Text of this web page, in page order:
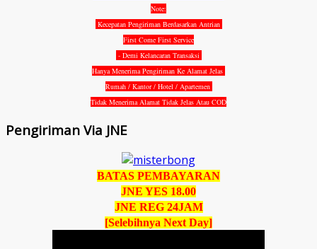
Note:
Kecepatan Pengiriman Berdasarkan Antrian
First Come First Service
- Demi Kelancaran Transaksi
Hanya Menerima Pengiriman Ke Alamat Jelas
Rumah / Kantor / Hotel / Apartemen
Tidak Menerima Alamat Tidak Jelas Atau COD
Pengiriman Via JNE
BATAS PEMBAYARAN
JNE YES 18.00
JNE REG 24JAM
[Selebihnya Next Day]